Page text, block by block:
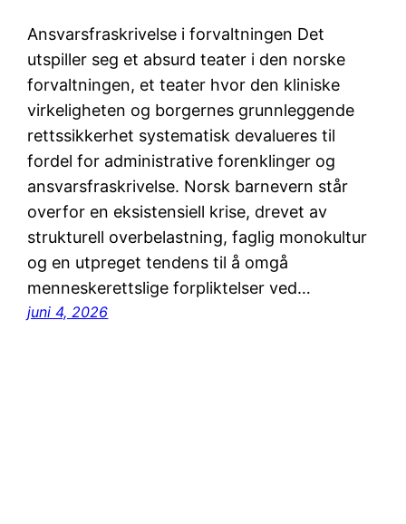
Ansvarsfraskrivelse i forvaltningen Det
utspiller seg et absurd teater i den norske
forvaltningen, et teater hvor den kliniske
virkeligheten og borgernes grunnleggende
rettssikkerhet systematisk devalueres til
fordel for administrative forenklinger og
ansvarsfraskrivelse. Norsk barnevern står
overfor en eksistensiell krise, drevet av
strukturell overbelastning, faglig monokultur
og en utpreget tendens til å omgå
menneskerettslige forpliktelser ved…
juni 4, 2026